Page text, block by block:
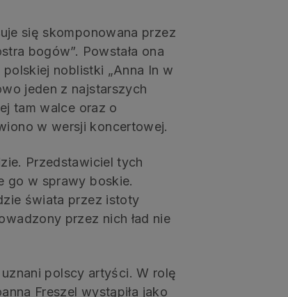
się skomponowana przez
bogów”. Powstała ona
noblistki „Anna In w
jeden z najstarszych
tam walce oraz o
w wersji koncertowej.
Przedstawiciel tych
go w sprawy boskie.
świata przez istoty
przez nich ład nie
polscy artyści. W rolę
Freszel wystąpiła jako